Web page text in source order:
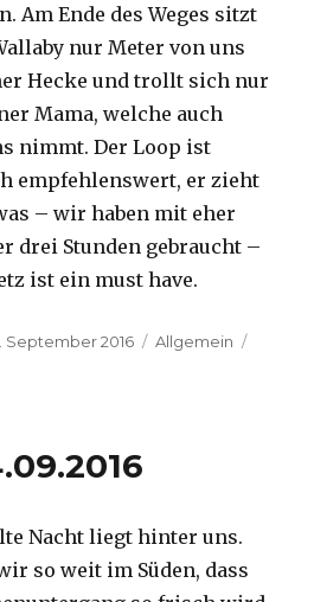
Am Ende des Weges sitzt
nur Meter von uns
Hecke und trollt sich nur
Mama, welche auch
nimmt. Der Loop ist
empfehlenswert, er zieht
– wir haben mit eher
drei Stunden gebraucht –
ist ein must have.
September 2016 Kategorien
Allgemein
Nacht liegt hinter uns.
so weit im Süden, dass